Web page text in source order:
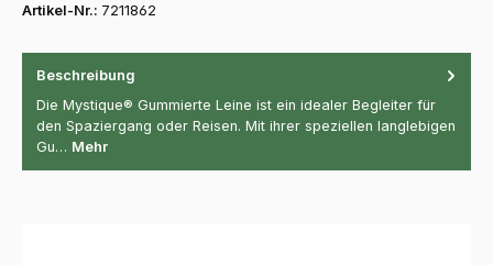
Artikel-Nr.: 7211862
Beschreibung
Die Mystique® Gummierte Leine ist ein idealer Begleiter für
den Spaziergang oder Reisen. Mit ihrer speziellen langlebigen
Gu… Mehr